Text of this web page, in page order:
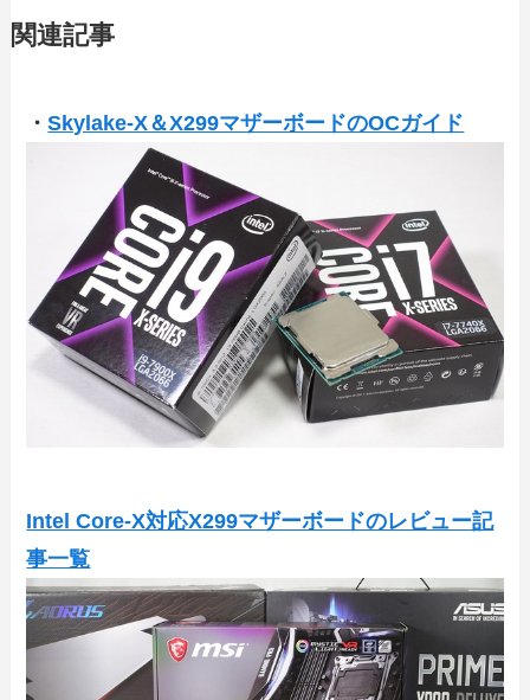
関連記事
・Skylake-X＆X299マザーボードのOCガイド
Intel Core-X対応X299マザーボードのレビュー記
事一覧